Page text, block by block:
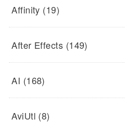
Affinity (19)
After Effects (149)
AI (168)
AviUtl (8)